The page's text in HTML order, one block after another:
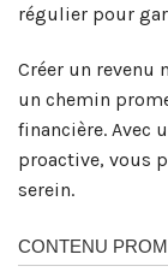
régulier pour
Créer un revenu
un chemin
financière. Avec
proactive, vous
serein.